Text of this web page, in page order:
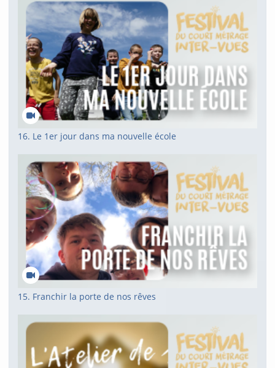
16. Le 1er jour dans ma nouvelle école
15. Franchir la porte de nos rêves